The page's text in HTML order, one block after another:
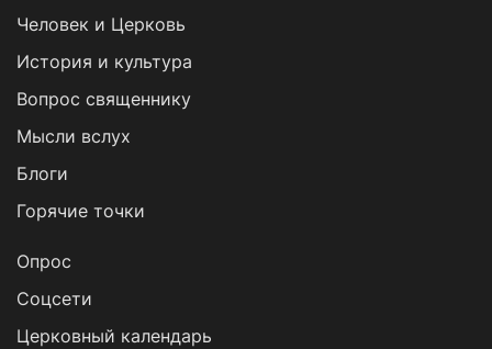
Человек и Церковь
История и культура
Вопрос священнику
Мысли вслух
Блоги
Горячие точки
Опрос
Cоцсети
Церковный календарь